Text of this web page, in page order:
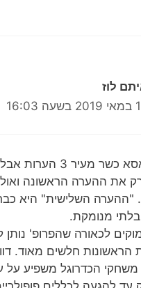
לוז
16:03
פרופ' אסא כשר מעיר 3
את ההערה הראשונה
"ההערה השלישית" היא
מנומקת.
לכאורה שהפרופ' נותן
הראשונות חלשים מאוד.
משחקי הכדרוגל משפיע על